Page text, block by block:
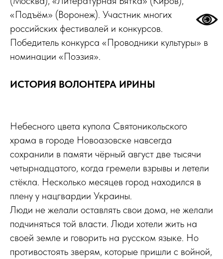
«Подъём» (Воронеж). Участник многих
российских фестивалей и конкурсов.
Победитель конкурса «Проводники культуры» в
номинации «Поэзия».
ИСТОРИЯ ВОЛОНТЕРА ИРИНЫ
Небесного цвета купола Святоникольского
храма в городе Новоазовске навсегда
сохранили в памяти чёрный август две тысячи
четырнадцатого, когда гремели взрывы и летели
стёкла. Несколько месяцев город находился в
плену у нацгвардии Украины.
Люди не желали оставлять свои дома, не желали
подчиняться той власти. Люди хотели жить на
своей земле и говорить на русском языке. Но
противостоять зверям, которые пришли с войной,